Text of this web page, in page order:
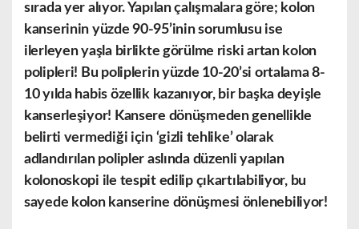
sırada yer alıyor. Yapılan çalışmalara göre; kolon
kanserinin yüzde 90-95’inin sorumlusu ise
ilerleyen yaşla birlikte görülme riski artan kolon
polipleri! Bu poliplerin yüzde 10-20’si ortalama 8-
10 yılda habis özellik kazanıyor, bir başka deyişle
kanserleşiyor! Kansere dönüşmeden genellikle
belirti vermediği için ‘gizli tehlike’ olarak
adlandırılan polipler aslında düzenli yapılan
kolonoskopi ile tespit edilip çıkartılabiliyor, bu
sayede kolon kanserine dönüşmesi önlenebiliyor!